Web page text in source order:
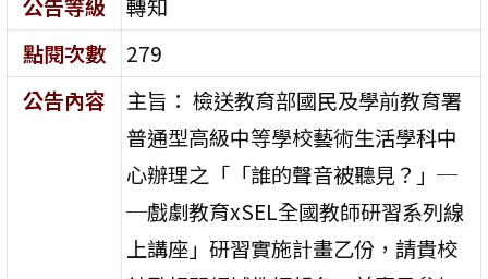
公告等級
轉知
點閱次數
279
公告內容
主旨： 檢送教育部國民及學前教育署
普通型高級中等學校藝術生活學科中
心辦理之「「誰的聲音被聽見？」─
─戲劇教育xSEL全國教師研習系列線
上講座」研習實施計畫乙份，請貴校